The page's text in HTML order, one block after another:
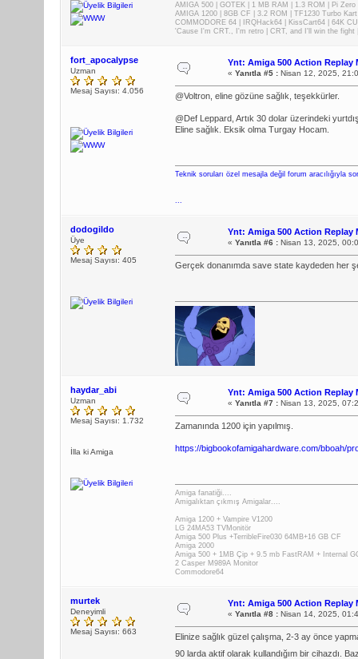
AMIGA 500 | GOTEK | 1 MB RAM | 1.3 ROM | Pi Zero
AMIGA 1200 | 8GB CF | 3.2 ROM | TF1230 Turbo
COMMODORE 64 | IRQHack64 | KissCart64 | 64K
'Cause I'm CRT., I'm retro | CRT, and I'll win the
fort_apocalypse
Uzman
Mesaj Sayısı: 4.056
Ynt: Amiga 500 Action Replay
« Yanıtla #5 :Nisan 12, 2025,
@Voltron, eline gözüne sağlık, teşekkürler.
@Def Leppard, Artık 30 dolar üzerindeki
Eline sağlık. Eksik olma Turgay Hocam.
Teknik soruları özel mesajla değil forum aracılığıyla
...
dodogildo
Üye
Mesaj Sayısı: 405
Ynt: Amiga 500 Action Replay
« Yanıtla #6 :Nisan 13, 2025,
Gerçek donanımda save state kaydeden her
haydar_abi
Uzman
Mesaj Sayısı: 1.732
İlla ki Amiga
Ynt: Amiga 500 Action Replay
« Yanıtla #7 :Nisan 13, 2025,
Zamanında 1200 için yapılmış.
https://bigbookofamigahardware.com/bboah/
Amiga fanatiği....
Amigalıktan çıkmış Amigalar....
Amiga 1200 + Vampire V1200
LG 24MA53 TVMonitör
Amiga 500 Plus +TerribleFire030 64MB+16 GB CF
Amiga 2000
Amiga 500 + 1MB Çip + 9.5 mb FastRAM + Internal
2 Casper M989A Monitor
Commodore64
murtek
Deneyimli
Mesaj Sayısı: 663
Ynt: Amiga 500 Action Replay
« Yanıtla #8 :Nisan 14, 2025,
Elinize sağlık güzel çalışma, 2-3 ay önce
90 larda aktif olarak kullandığım bir cihazdı.